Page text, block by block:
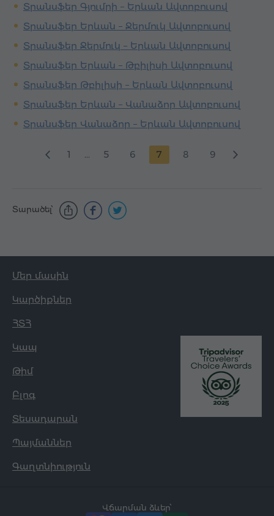
Տրանսֆեր Գյումրի – Երևան Ավտոբուսով
Տրանսֆեր Երևան – Ջերմուկ Ավտոբուսով
Տրանսֆեր Ջերմուկ – Երևան Ավտոբուսով
Տրանսֆեր Երևան – Թբիլիսի Ավտոբուսով
Տրանսֆեր Թբիլիսի – Երևան Ավտոբուսով
Տրանսֆեր Երևան – Վանաձոր Ավտոբուսով
Տրանսֆեր Վանաձոր – Երևան Ավտոբուսով
1 ... 5 6 7 8 9
Տարածել՝
Մեր մասին
Կարծիքներ
ՀՏՀ
Կապ
Թիմ
Բլոգ
Տեսադարան
Պայմաններ
Գաղտնիություն
Վճարման ձևեր՝